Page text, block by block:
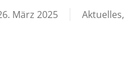
März 2025 Aktuelles,